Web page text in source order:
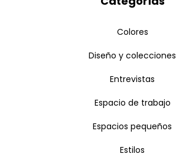
Colores
Diseño y colecciones
Entrevistas
Espacio de trabajo
Espacios pequeños
Estilos